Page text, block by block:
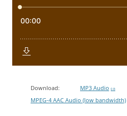
Download: MP3 Audio 0 B
MPEG-4 AAC Audio (low bandwidth)